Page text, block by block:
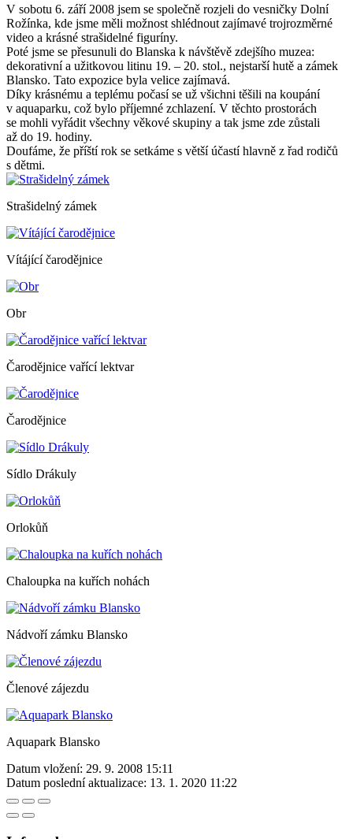
V sobotu 6. září 2008 jsem se společně rozjeli do vesničky Dolní
Rožínka, kde jsme měli možnost shlédnout zajímavé trojrozměrné
video a krásné strašidelné figuríny.
Poté jsme se přesunuli do Blanska k návštěvě zdejšího muzea:
dekorativní a užitkovou litinu 19. – 20. stol., nejstarší hutě a zámek
Blansko. Tato expozice byla velice zajímavá.
Díky krásnému a teplému počasí se už všichni těšili na koupání
v aquaparku, což bylo příjemné zchlazení. V těchto prostorách
se mohli vyřádit všechny věkové skupiny a tak jsme zde zůstali
až do 19. hodiny.
Doufáme, že příští rok se setkáme s větší účastí hlavně z řad rodičů
s dětmi.
Strašidelný zámek
Vítájící čarodějnice
Obr
Čarodějnice vařící lektvar
Čarodějnice
Sídlo Drákuly
Orlokůň
Chaloupka na kuřích nohách
Nádvoří zámku Blansko
Členové zájezdu
Aquapark Blansko
Datum vložení: 29. 9. 2008 15:11
Datum poslední aktualizace: 13. 1. 2020 11:22